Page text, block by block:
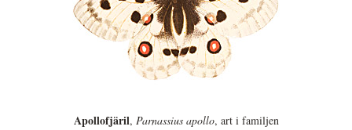
Apollofjäril, Parnassius apollo, art i familjen